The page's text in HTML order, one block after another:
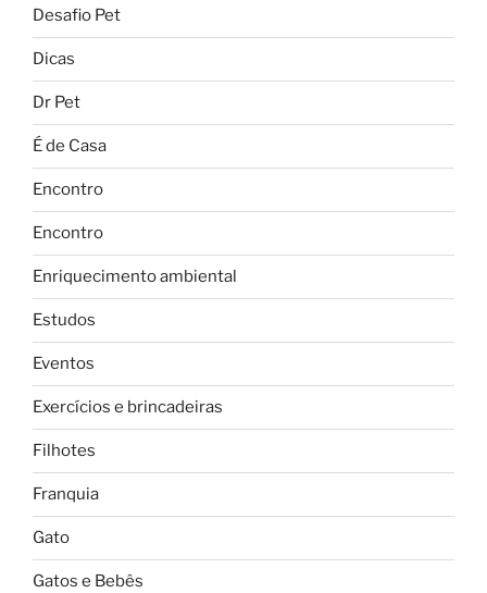
Desafio Pet
Dicas
Dr Pet
É de Casa
Encontro
Encontro
Enriquecimento ambiental
Estudos
Eventos
Exercícios e brincadeiras
Filhotes
Franquia
Gato
Gatos e Bebês